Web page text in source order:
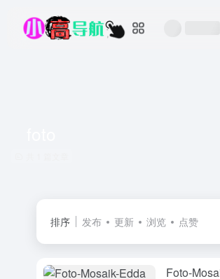
排序 发布 更新 浏览 点赞
Foto-